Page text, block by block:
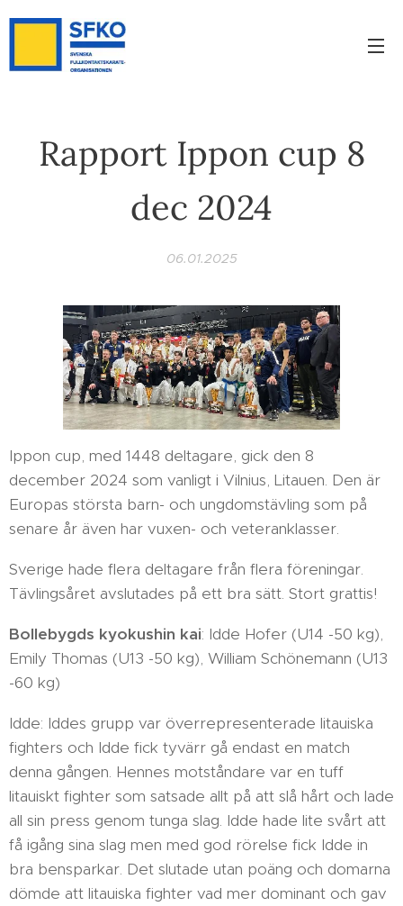
Rapport Ippon cup 8
dec 2024
06.01.2025
Ippon cup, med 1448 deltagare, gick den 8
december 2024 som vanligt i Vilnius, Litauen. Den är
Europas största barn- och ungdomstävling som på
senare år även har vuxen- och veteranklasser.
Sverige hade flera deltagare från flera föreningar.
Tävlingsåret avslutades på ett bra sätt. Stort grattis!
Bollebygds kyokushin kai: Idde Hofer (U14 -50 kg),
Emily Thomas (U13 -50 kg), William Schönemann (U13
-60 kg)
Idde: Iddes grupp var överrepresenterade litauiska
fighters och Idde fick tyvärr gå endast en match
denna gången. Hennes motståndare var en tuff
litauiskt fighter som satsade allt på att slå hårt och lade
all sin press genom tunga slag. Idde hade lite svårt att
få igång sina slag men med god rörelse fick Idde in
bra bensparkar. Det slutade utan poäng och domarna
dömde att litauiska fighter vad mer dominant och gav